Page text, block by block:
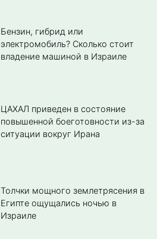
Бензин, гибрид или
электромобиль? Cколько стоит
владение машиной в Израиле
ЦАХАЛ приведен в состояние
повышенной боеготовности из-за
ситуации вокруг Ирана
Толчки мощного землетрясения в
Египте ощущались ночью в
Израиле